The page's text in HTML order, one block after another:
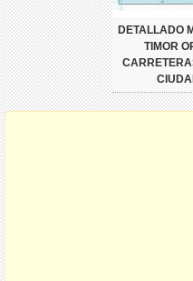
DETALLADO
TIMOR